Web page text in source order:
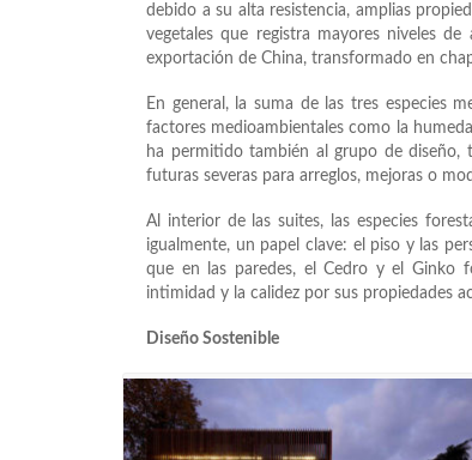
debido a su alta resistencia, amplias
vegetales que registra mayores niveles
exportación de China, transformado en
En general, la suma de las tres especies
factores medioambientales como la
ha permitido también al grupo de diseño,
futuras severas para arreglos, mejoras o
Al interior de las suites, las especies
igualmente, un papel clave: el piso y las
que en las paredes, el Cedro y el Ginko
intimidad y la calidez por sus propiedades
Diseño Sostenible